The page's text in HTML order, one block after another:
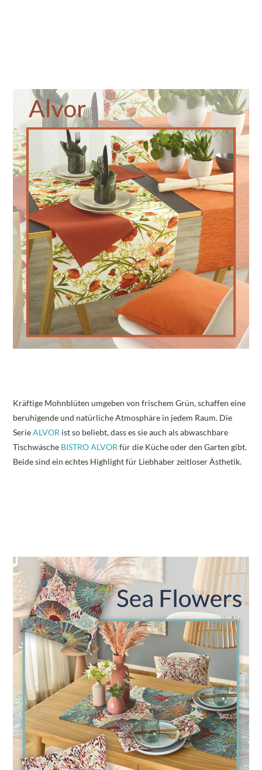
Kräftige Mohnblüten umgeben von frischem Grün, schaffen eine
beruhigende und natürliche Atmosphäre in jedem Raum. Die
SerieALVOR ist so beliebt, dass es sie auch als abwaschbare
Tischwäsche BISTRO ALVORfür die Küche oder den Garten gibt.
Beide sind ein echtes Highlight für Liebhaber zeitloser Ästhetik.